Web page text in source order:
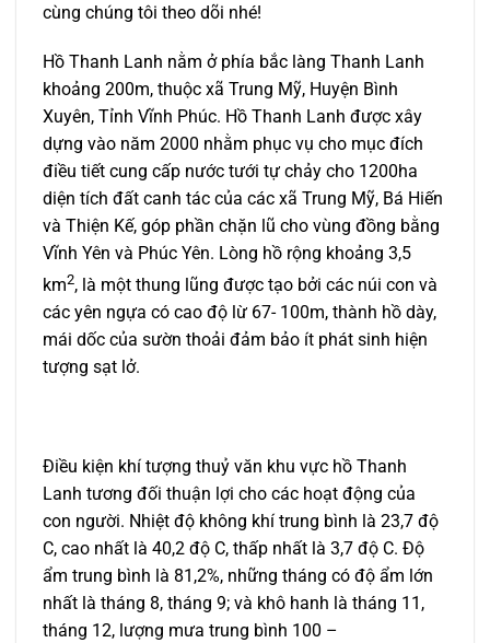
cùng chúng tôi theo dõi nhé!
Hồ Thanh Lanh nằm ở phía bắc làng Thanh Lanh
khoảng 200m, thuộc xã Trung Mỹ, Huyện Bình
Xuyên, Tỉnh Vĩnh Phúc. Hồ Thanh Lanh được xây
dựng vào năm 2000 nhằm phục vụ cho mục đích
điều tiết cung cấp nước tưới tự chảy cho 1200ha
diện tích đất canh tác của các xã Trung Mỹ, Bá Hiến
và Thiện Kế, góp phần chặn lũ cho vùng đồng bằng
Vĩnh Yên và Phúc Yên. Lòng hồ rộng khoảng 3,5
km2, là một thung lũng được tạo bởi các núi con và
các yên ngựa có cao độ lừ 67- 100m, thành hồ dày,
mái dốc của sườn thoải đảm bảo ít phát sinh hiện
tượng sạt lở.
Điều kiện khí tượng thuỷ văn khu vực hồ Thanh
Lanh tương đối thuận lợi cho các hoạt động của
con người. Nhiệt độ không khí trung bình là 23,7 độ
C, cao nhất là 40,2 độ C, thấp nhất là 3,7 độ C. Độ
ẩm trung bình là 81,2%, những tháng có độ ẩm lớn
nhất là tháng 8, tháng 9; và khô hanh là tháng 11,
tháng 12, lượng mưa trung bình 100 –